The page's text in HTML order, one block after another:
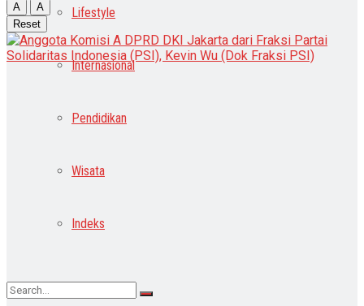
Lifestyle
Internasional
Pendidikan
Wisata
Indeks
A
A
Reset